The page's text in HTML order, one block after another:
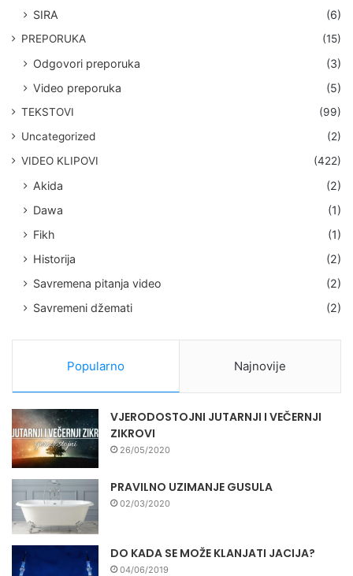
SIRA
(6)
PREPORUKA (15)
Odgovori preporuka
(3)
Video preporuka
(5)
TEKSTOVI
(99)
Uncategorized
(2)
VIDEO KLIPOVI
(422)
Akida
(2)
Dawa
(1)
Fikh
(1)
Historija
(2)
Savremena pitanja video
(2)
Savremeni džemati
(2)
Popularno Najnovije
VJERODOSTOJNI JUTARNJI I VEČERNJI
ZIKROVI
26/05/2020
PRAVILNO UZIMANJE GUSULA
02/03/2020
DO KADA SE MOŽE KLANJATI JACIJA?
04/06/2019